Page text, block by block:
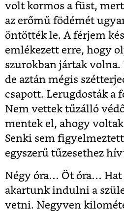
volt kormos a füst,
az erőmű födémét
öntötték le. A férjem
emlékezett erre, hogy
szurokban jártak
de aztán mégis
csapott. Lerugdosták a
Nem vettek tűzálló
mentek el, ahogy
Senki sem
egyszerű tűzesethez
Négy óra… Öt óra…
akartunk indulni a
vetni. Negyven